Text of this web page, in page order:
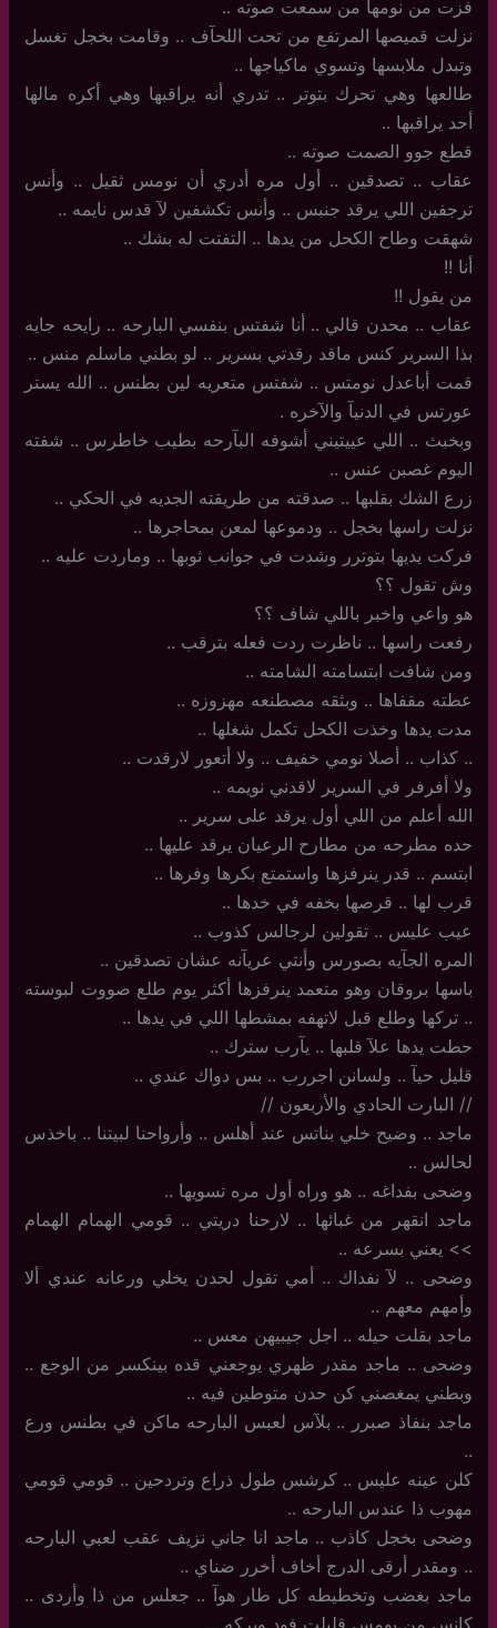
فزت من نومها من سمعت صوته ..
نزلت قميصها المرتفع من تحت اللحآف .. وقامت بخجل تغسل
وتبدل ملابسها وتسوي ماكياجها ..
طالعها وهي تحرك بتوتر .. تدري أنه يراقبها وهي أكره مالها
أحد يراقبها ..
قطع جوو الصمت صوته ..
عقاب .. تصدقين .. أول مره أدري أن نومس ثقيل .. وأنس
ترجفين اللي يرقد جنبس .. وأنس تكشفين لآ قدس نايمه .. ‏
شهقت وطاح الكحل من يدها .. التفتت له بشك ..
أنا !!
من يقول !!
عقاب .. محدن قالي .. أنا شفتس بنفسي البارحه .. رايحه جايه
بذا السرير كنس ماقد رقدتي بسرير .. لو بطني ماسلم منس ..
قمت أباعدل نومتس .. شفتس متعريه لين بطنس .. الله يستر
عورتس في الدنيآ والآخره .
وبخبث .. اللي عييتيني أشوفه البآرحه بطيب خاطرس .. شفته
اليوم غصبن عنس ..
زرع الشك بقلبها .. صدقته من طريقته الجديه في الحكي ..
نزلت راسها بخجل .. ودموعها لمعن بمحاجرها ..
فركت يديها بتوترر وشدت في جوانب ثوبها .. وماردت عليه ..
وش تقول ؟؟
هو واعي واخبر باللي شاف ؟؟
رفعت راسها ‏.. ناظرت ردت فعله بترقب ..
ومن شافت ابتسامته الشامته ..
عطته مقفاها .. وبثقه مصطنعه مهزوزه ..
مدت يدها وخذت الكحل تكمل شغلها ..
.. كذاب .. أصلا نومي خفيف .. ولا أتعور لارقدت ..
ولا أفرفر في السرير لاقدني نويمه ..
الله أعلم من اللي أول يرقد على سرير ..
حده مطرحه من مطارح الرعيان يرقد عليها ..
ابتسم .. قدر ينرفزها واستمتع بكرها وفرها ..
قرب لها .. قرصها بخفه في خدها ..
عيب عليس .. تقولين لرجالس كذوب ..
المره الجآيه بصورس وأنتي عريآنه عشان تصدقين ..
باسها بروقان وهو متعمد ينرفزها أكثر يوم طلع صووت لبوسته
.. تركها وطلع قبل لاتهفه بمشطها اللي في يدها ..
حطت يدها علآ قلبها .. يآرب سترك ..
قليل حيآ .. ولسانن اجررب .. بس دواك عندي ..
//‏ البارت الحادي والأربعون //
ماجد .. وضيح خلي بناتس عند أهلس .. وأرواحنا لبيتنا .. باخذس
لحالس ..
وضحى بفداغه .. هو وراه أول مره تسويها ..
ماجد انقهر من غبائها .. لارحنا دريتي .. قومي الهمام الهمام
>> يعني بسرعه ..
وضحى .. لآ نفداك .. أمي تقول لحدن يخلي ورعانه عندي ألا
وأمهم معهم ..
ماجد بقلت حيله .. اجل جيبيهن معس ..
وضحى .. ماجد مقدر ظهري يوجعني قده بينكسر من الوجع ..
وبطني يمغصني كن حدن متوطين فيه ..
ماجد بنفاذ صبرر .. بلآس لعبس البارحه ماكن في بطنس ورع
..
كلن عينه عليس .. كرشس طول ذراع وتردحين .. قومي قومي
مهوب ذا عندس البارحه ..
وضحى بخجل كاذب .. ماجد انا جاني نزيف عقب لعبي البارحه
.. ومقدر أرقى الدرج أخاف أخرر ضناي ..
ماجد بغضب وتخطيطه كل طار هوآ .. جعلس من ذا وأردى ..